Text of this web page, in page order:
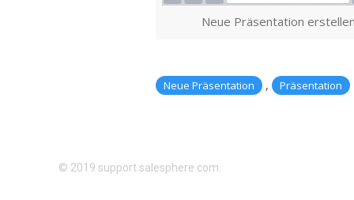
Neue Präsentation
Neue Präsentation , Präsentation
© 2019 support.salesphere.com.